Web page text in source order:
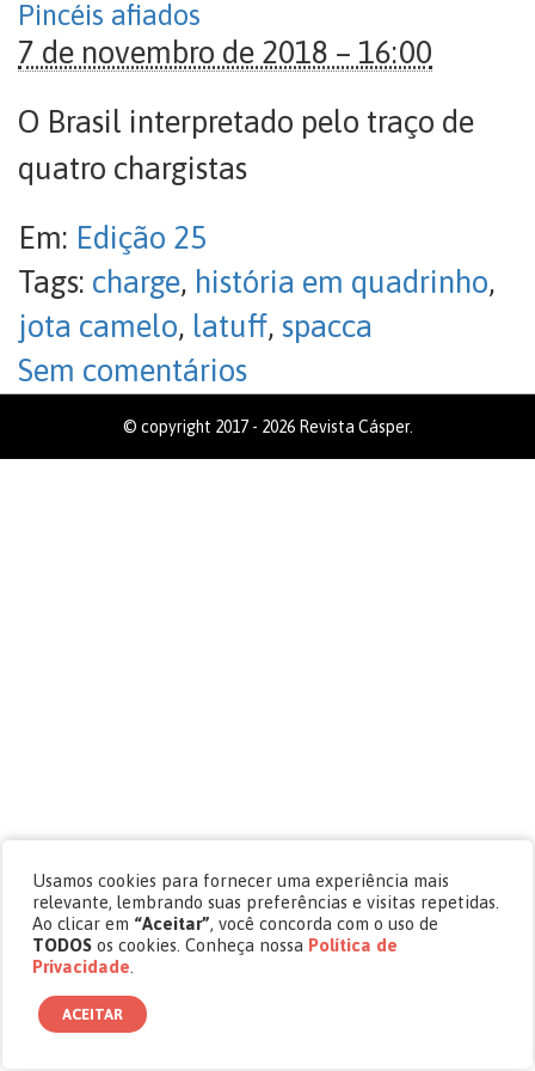
Pincéis afiados
7 de novembro de 2018 – 16:00
O Brasil interpretado pelo traço de
quatro chargistas
Em: Edição 25
Tags: charge, história em quadrinho,
jota camelo, latuff, spacca
Sem comentários
© copyright 2017 - 2026 Revista Cásper.
Usamos cookies para fornecer uma experiência mais
relevante, lembrando suas preferências e visitas repetidas.
Ao clicar em “Aceitar”, você concorda com o uso de
TODOS os cookies. Conheça nossa Política de
Privacidade
ACEITAR